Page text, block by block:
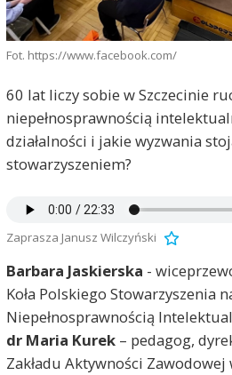
Fot. https://www.facebook.com/
60 lat liczy sobie w Szczecinie
niepełnosprawnością
działalności i jakie wyzwania
stowarzyszeniem?
Zaprasza Janusz Wilczyński
Barbara Jaskierska -
Koła Polskiego Stowarzyszenia
Niepełnosprawnością
dr Maria Kurek– pedagog,
Zakładu Aktywności